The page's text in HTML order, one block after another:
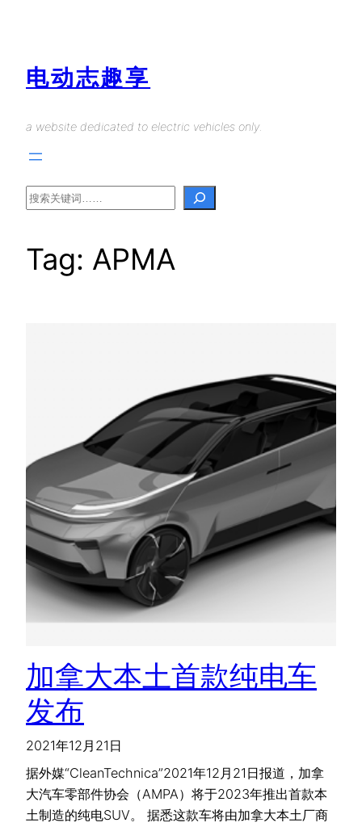
电动志趣享
a website dedicated to electric vehicles only.
Search
Tag: APMA
加拿大本土首款纯电车
发布
2021年12月21日
据外媒“CleanTechnica”2021年12月21日报道，加拿
大汽车零部件协会（AMPA）将于2023年推出首款本
土制造的纯电SUV。 据悉这款车将由加拿大本土厂商